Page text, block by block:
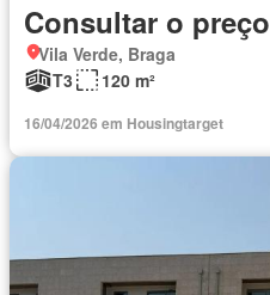
Consultar o preço
Vila Verde, Braga
T3
120 m²
16/04/2026 em Housingtarget